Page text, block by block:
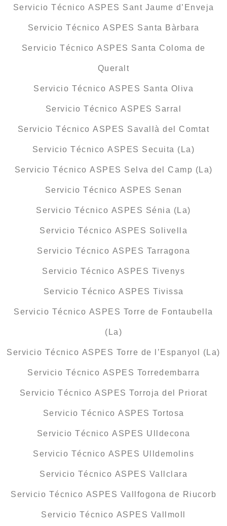
Servicio Técnico ASPES Sant Jaume d’Enveja
Servicio Técnico ASPES Santa Bàrbara
Servicio Técnico ASPES Santa Coloma de
Queralt
Servicio Técnico ASPES Santa Oliva
Servicio Técnico ASPES Sarral
Servicio Técnico ASPES Savallà del Comtat
Servicio Técnico ASPES Secuita (La)
Servicio Técnico ASPES Selva del Camp (La)
Servicio Técnico ASPES Senan
Servicio Técnico ASPES Sénia (La)
Servicio Técnico ASPES Solivella
Servicio Técnico ASPES Tarragona
Servicio Técnico ASPES Tivenys
Servicio Técnico ASPES Tivissa
Servicio Técnico ASPES Torre de Fontaubella
(La)
Servicio Técnico ASPES Torre de l’Espanyol (La)
Servicio Técnico ASPES Torredembarra
Servicio Técnico ASPES Torroja del Priorat
Servicio Técnico ASPES Tortosa
Servicio Técnico ASPES Ulldecona
Servicio Técnico ASPES Ulldemolins
Servicio Técnico ASPES Vallclara
Servicio Técnico ASPES Vallfogona de Riucorb
Servicio Técnico ASPES Vallmoll